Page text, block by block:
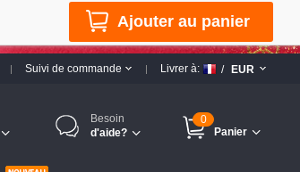
Suivi de commande Livrer à: / EUR
Besoin
d'aide?
0
Panier
Ajouter au panier